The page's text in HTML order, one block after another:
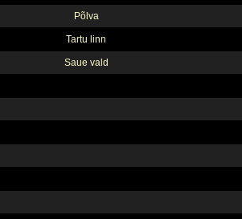
Põlva
Tartu linn
Saue vald